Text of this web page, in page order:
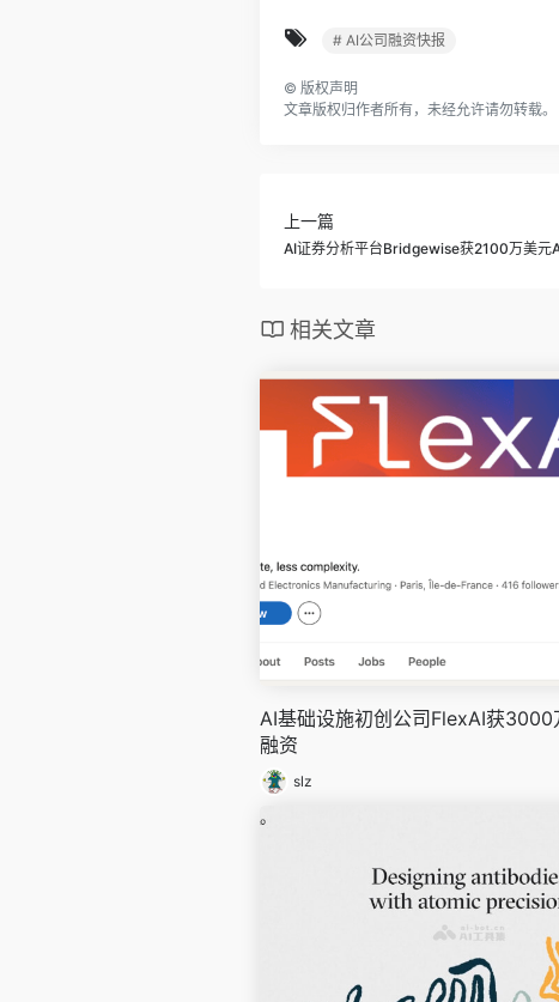
# AI公司融资快报
© 版权声明
文章版权归作者所有，未经允许请勿转载。
上一篇
AI证券分析平台Bridgewise获2100万美元
相关文章
AI基础设施初创公司FlexAI获3000
融资
slz